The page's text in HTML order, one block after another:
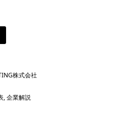
株式会社
,企業解説